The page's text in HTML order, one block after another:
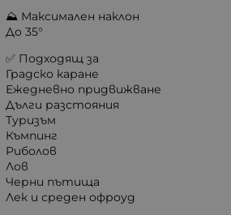
⛰️ Максимален наклон
До 35°
✅ Подходящ за
Градско каране
Ежедневно придвижване
Дълги разстояния
Туризъм
Къмпинг
Риболов
Лов
Черни пътища
Лек и среден офроуд